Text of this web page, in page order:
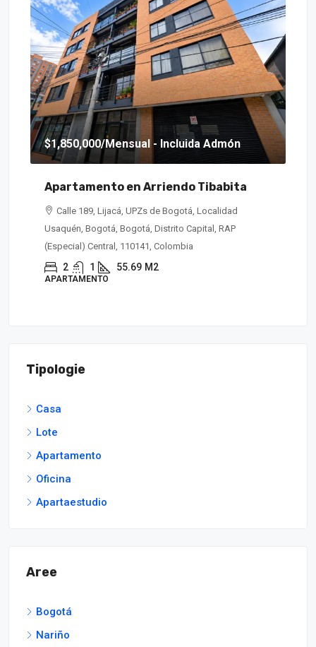
$1,850,000/Mensual - Incluida Admón
Apartamento en Arriendo Tibabita
Calle 189, Lijacá, UPZs de Bogotá, Localidad
Usaquén, Bogotá, Bogotá, Distrito Capital, RAP
(Especial) Central, 110141, Colombia
2 1 55.69 M2
APARTAMENTO
Tipologie
Casa
Lote
Apartamento
Oficina
Apartaestudio
Aree
Bogotá
Nariño